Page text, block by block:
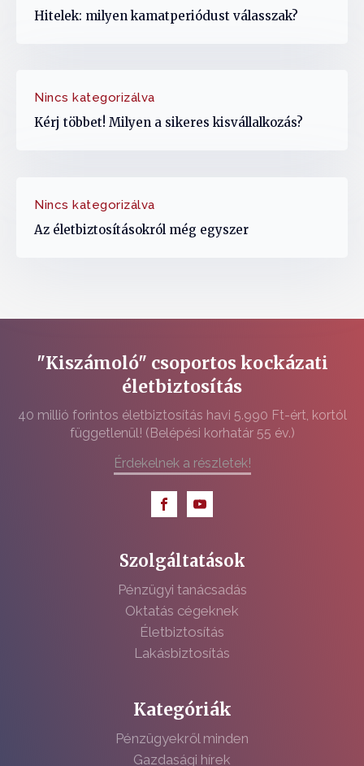
Hitelek: milyen kamatperiódust válasszak?
Nincs kategorizálva
Kérj többet! Milyen a sikeres kisvállalkozás?
Nincs kategorizálva
Az életbiztosításokról még egyszer
"Kiszámoló" csoportos kockázati
életbiztosítás
40 millió forintos életbiztosítás havi 5.990 Ft-ért, kortól
függetlenül! (Belépési korhatár 55 év.)
Érdekelnek a részletek!
Szolgáltatások
Pénzügyi tanácsadás
Oktatás cégeknek
Életbiztosítás
Lakásbiztosítás
Kategóriák
Pénzügyekről minden
Gazdasági hírek